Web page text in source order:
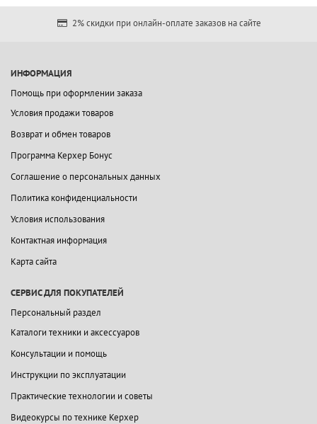
2% скидки при онлайн-оплате заказов на сайте
ИНФОРМАЦИЯ
Помощь при оформлении заказа
Условия продажи товаров
Возврат и обмен товаров
Программа Керхер Бонус
Соглашение о персональных данных
Политика конфиденциальности
Условия использования
Контактная информация
Карта сайта
СЕРВИС ДЛЯ ПОКУПАТЕЛЕЙ
Персональный раздел
Каталоги техники и аксессуаров
Консультации и помощь
Инструкции по эксплуатации
Практические технологии и советы
Видеокурсы по технике Керхер